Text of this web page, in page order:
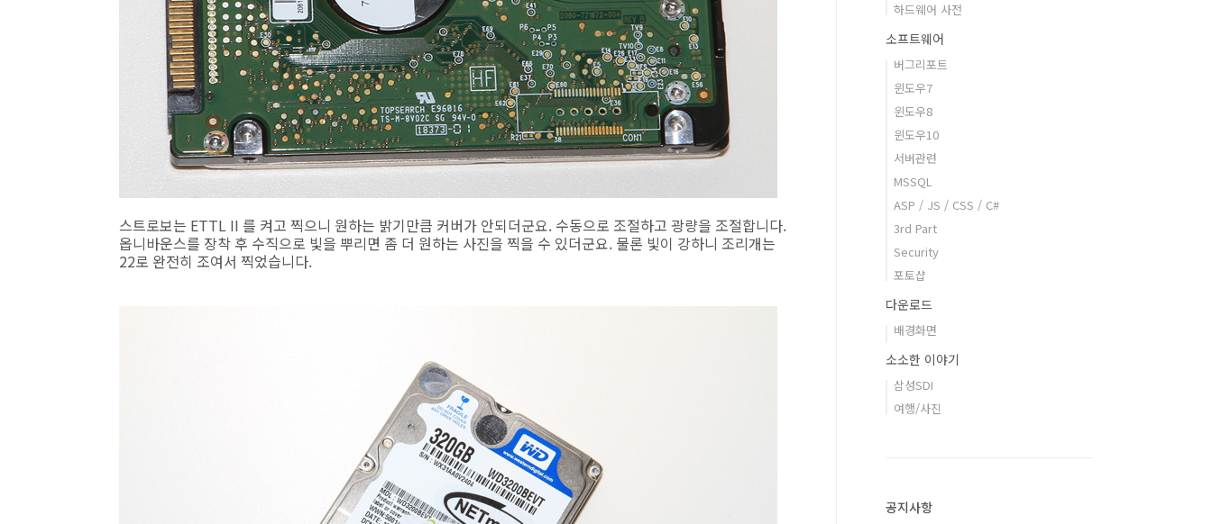
스트로보는 ETTL II 를 켜고 찍으니 원하는 밝기만큼 커버가 안되더군요. 수동으로 조절하고 광량을 조절합니다.
옵니바운스를 장착 후 수직으로 빛을 뿌리면 좀 더 원하는 사진을 찍을 수 있더군요. 물론 빛이 강하니 조리개는
22로 완전히 조여서 찍었습니다.
하드웨어 사전
소프트웨어
버그리포트
윈도우7
윈도우8
윈도우10
서버관련
MSSQL
ASP / JS / CSS / C#
3rd Part
Security
포토샵
다운로드
배경화면
소소한 이야기
삼성SDI
여행/사진
공지사항